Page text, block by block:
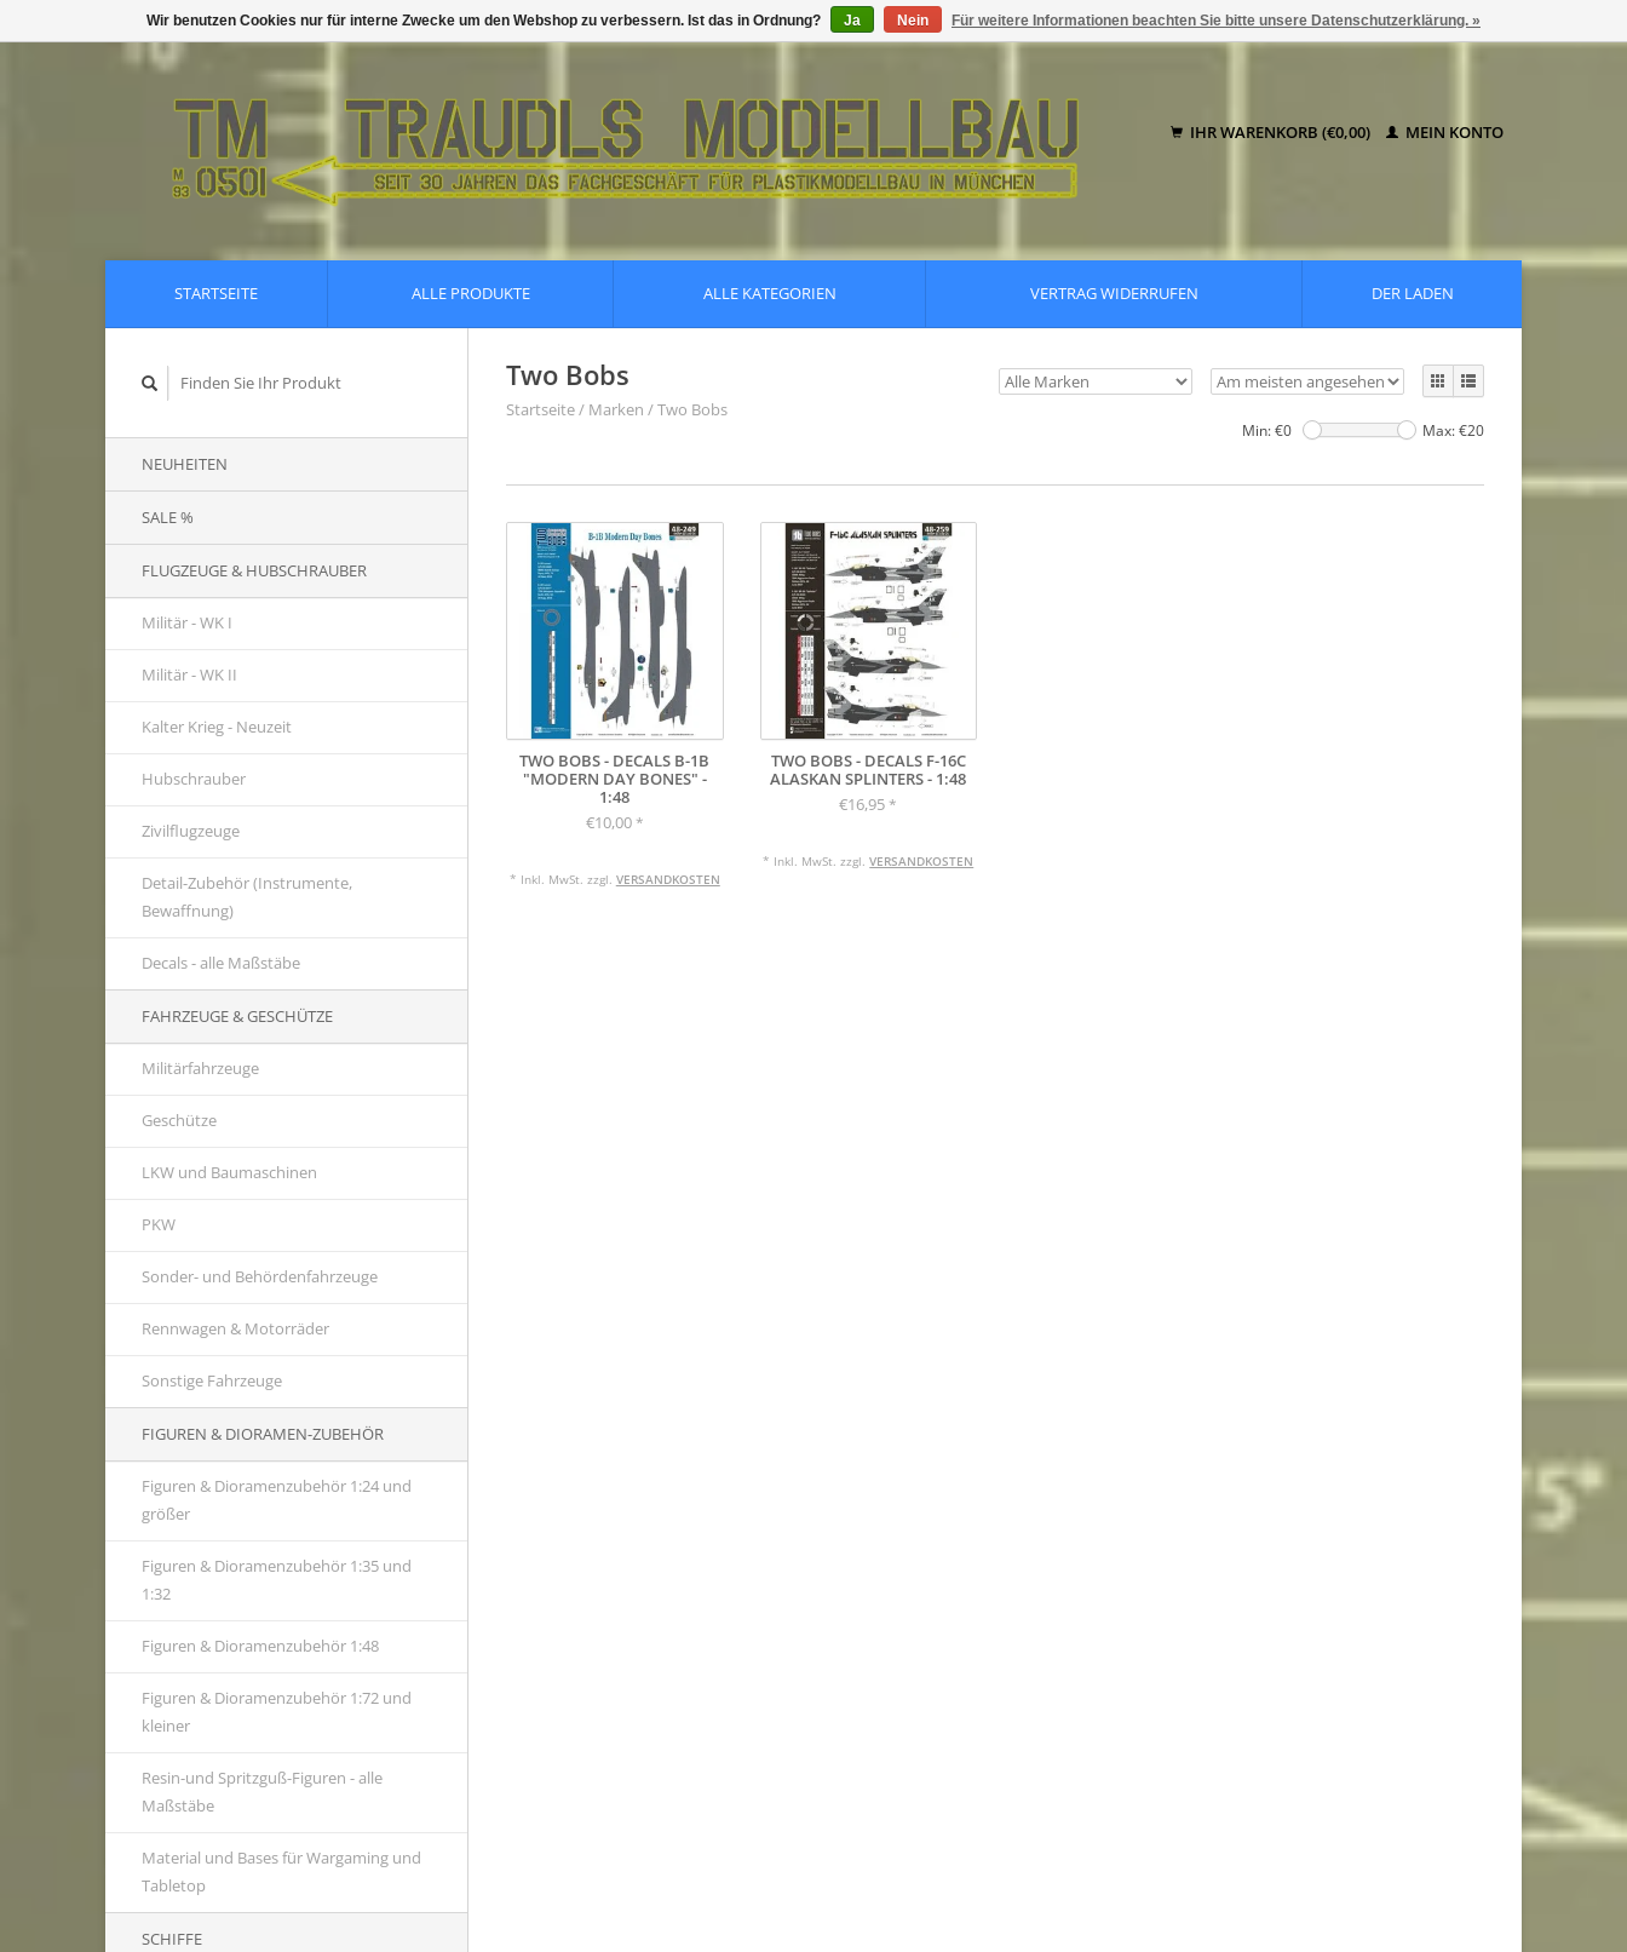
IHR WARENKORB (€0,00) MEIN KONTO
STARTSEITE ALLE PRODUKTE ALLE KATEGORIEN VERTRAG WIDERRUFEN DER LADEN
NEUHEITEN
SALE %
FLUGZEUGE & HUBSCHRAUBER
Militär - WK I
Militär - WK II
Kalter Krieg - Neuzeit
Hubschrauber
Zivilflugzeuge
Detail-Zubehör (Instrumente,
Bewaffnung)
Decals - alle Maßstäbe
FAHRZEUGE & GESCHÜTZE
Militärfahrzeuge
Geschütze
LKW und Baumaschinen
PKW
Sonder- und Behördenfahrzeuge
Rennwagen & Motorräder
Sonstige Fahrzeuge
FIGUREN & DIORAMEN-ZUBEHÖR
Figuren & Dioramenzubehör 1:24 und
größer
Figuren & Dioramenzubehör 1:35 und
1:32
Figuren & Dioramenzubehör 1:48
Figuren & Dioramenzubehör 1:72 und
kleiner
Resin-und Spritzguß-Figuren - alle
Maßstäbe
Material und Bases für Wargaming und
Tabletop
SCHIFFE
Two Bobs
Startseite/ Marken /Two Bobs
Min: €0 Max: €20
TWO BOBS - DECALS B-1B
"MODERN DAY BONES" -
1:48
€10,00 *
* Inkl. MwSt. zzgl. VERSANDKOSTEN
TWO BOBS - DECALS F-16C
ALASKAN SPLINTERS - 1:48
€16,95 *
* Inkl. MwSt. zzgl.VERSANDKOSTEN
Wir benutzen Cookies nur für interne Zwecke um den Webshop zu verbessern. Ist das in Ordnung? Ja Nein Für weitere Informationen beachten Sie bitte unsere Datenschutzerklärung. »